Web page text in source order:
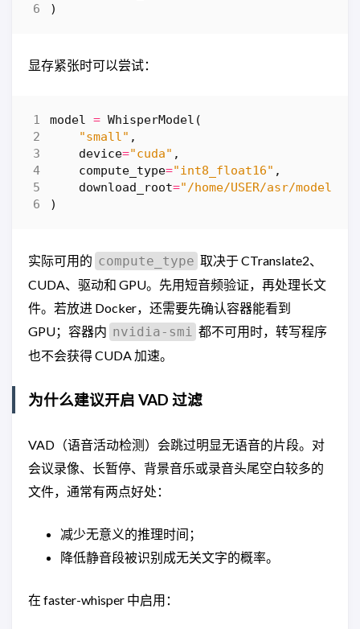
)
显存紧张时可以尝试：
model = WhisperModel (
"small" ,
device="cuda" ,
compute_type="int8_float16" ,
download_root="/home/USER/asr/models"
)
实际可用的 compute_type 取决于 CTranslate2、
CUDA、驱动和 GPU。先用短音频验证，再处理长文
件。若放进 Docker，还需要先确认容器能看到
GPU；容器内 nvidia-smi 都不可用时，转写程序
也不会获得 CUDA 加速。
为什么建议开启 VAD 过滤
VAD（语音活动检测）会跳过明显无语音的片段。对
会议录像、长暂停、背景音乐或录音头尾空白较多的
文件，通常有两点好处：
减少无意义的推理时间；
降低静音段被识别成无关文字的概率。
在 faster-whisper 中启用：